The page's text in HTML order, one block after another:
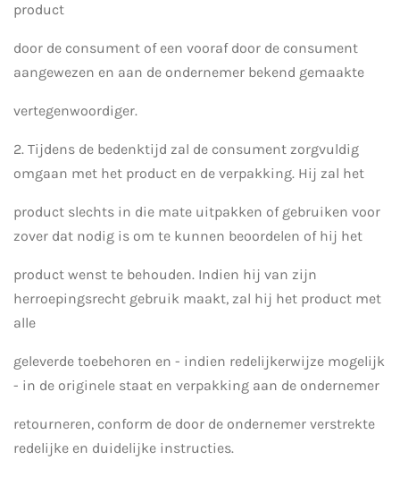
product
door de consument of een vooraf door de consument
aangewezen en aan de ondernemer bekend gemaakte
vertegenwoordiger.
2. Tijdens de bedenktijd zal de consument zorgvuldig
omgaan met het product en de verpakking. Hij zal het
product slechts in die mate uitpakken of gebruiken voor
zover dat nodig is om te kunnen beoordelen of hij het
product wenst te behouden. Indien hij van zijn
herroepingsrecht gebruik maakt, zal hij het product met
alle
geleverde toebehoren en - indien redelijkerwijze mogelijk
- in de originele staat en verpakking aan de ondernemer
retourneren, conform de door de ondernemer verstrekte
redelijke en duidelijke instructies.